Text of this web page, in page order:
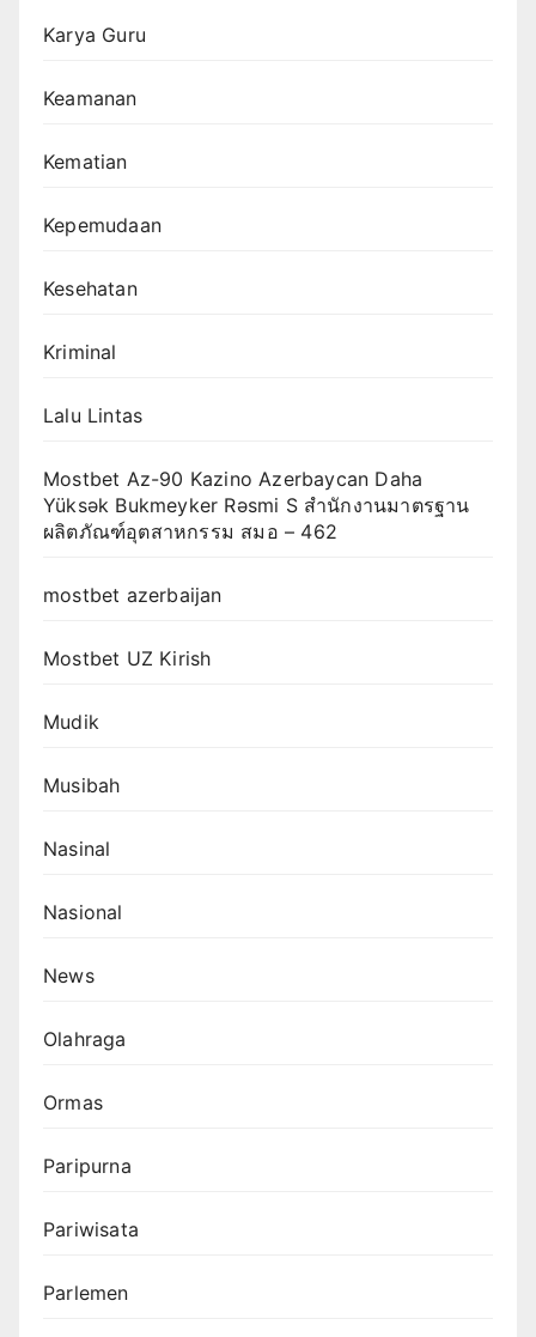
Karya Guru
Keamanan
Kematian
Kepemudaan
Kesehatan
Kriminal
Lalu Lintas
Mostbet Az-90 Kazino Azerbaycan Daha
Yüksək Bukmeyker Rəsmi S สำนักงานมาตรฐาน
ผลิตภัณฑ์อุตสาหกรรม สมอ – 462
mostbet azerbaijan
Mostbet UZ Kirish
Mudik
Musibah
Nasinal
Nasional
News
Olahraga
Ormas
Paripurna
Pariwisata
Parlemen